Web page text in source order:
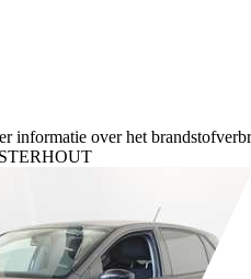
informatie over het